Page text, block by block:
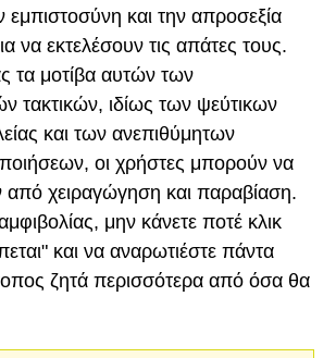
εμπιστοσύνη και την απροσεξία
να εκτελέσουν τις απάτες τους.
τα μοτίβα αυτών των
τακτικών, ιδίως των ψεύτικων
και των ανεπιθύμητων
οι χρήστες μπορούν να
από χειραγώγηση και παραβίαση.
μην κάνετε ποτέ κλικ
και να αναρωτιέστε πάντα
ζητά περισσότερα από όσα θα